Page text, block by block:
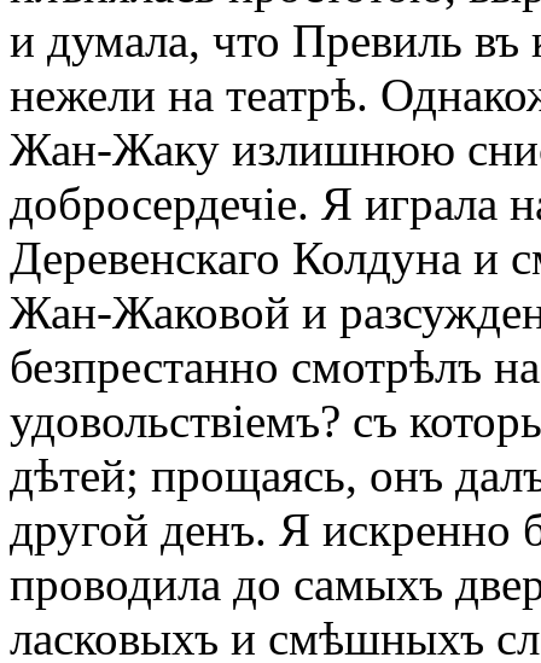
и думала, что Превиль
нежели на театрѣ.
Жан-Жаку излишнюю
добросердечіе. Я играла
Деревенскаго Колдуна и
Жан-Жаковой и
безпрестанно смотрѣлъ
удовольствіемъ? съ
дѣтей; прощаясь, онъ
другой денъ. Я искренно
проводила до самыхъ
ласковыхъ и смѣшныхъ